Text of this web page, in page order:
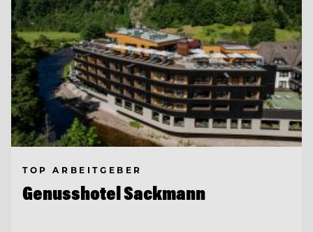
TOP ARBEITGEBER
Genusshotel Sackmann